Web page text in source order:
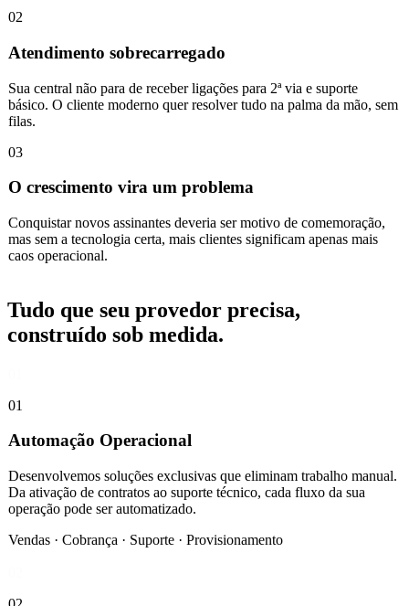
02
Atendimento sobrecarregado
Sua central não para de receber ligações para 2ª via e suporte
básico. O cliente moderno quer resolver tudo na palma da mão, sem
filas.
03
O crescimento vira um problema
Conquistar novos assinantes deveria ser motivo de comemoração,
mas sem a tecnologia certa, mais clientes significam apenas mais
caos operacional.
Tudo que seu provedor precisa,
construído sob medida.
01
Automação Operacional
Desenvolvemos soluções exclusivas que eliminam trabalho manual.
Da ativação de contratos ao suporte técnico, cada fluxo da sua
operação pode ser automatizado.
Vendas · Cobrança · Suporte · Provisionamento